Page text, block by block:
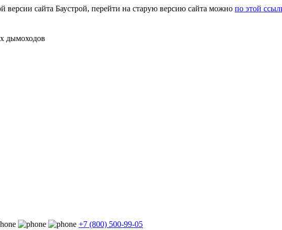
версии сайта Баустрой, перейти на старую версию сайта можно по этой
дымоходов
+7 (800) 500-99-05